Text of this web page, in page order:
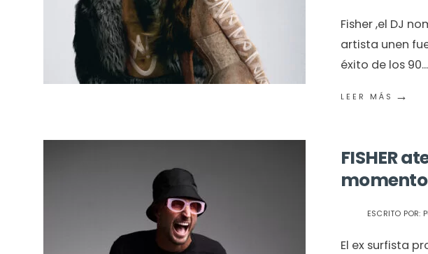
Fisher ,el DJ
artista unen
éxito de los 90.
LEER MÁS →
FISHER
ESCRITO POR:
El ex surfista